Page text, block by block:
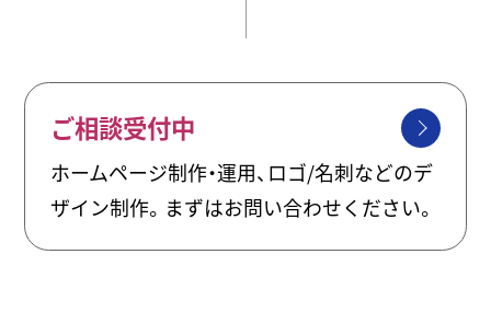
ご相談受付中
ホームページ制作・運用、ロゴ/名刺などのデ
ザイン制作。まずはお問い合わせください。